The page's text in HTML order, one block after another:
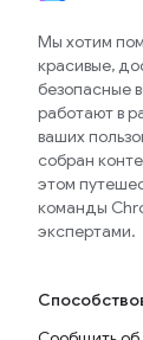
Мы хотим
красивые,
безопасные
работают в
ваших
собран
этом
команды
экспертами.